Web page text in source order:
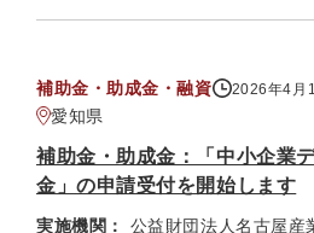
補助金・助成金・融資 2026年4月
愛知県
補助金・助成金：「中小企業
金」の申請受付を開始します
実施機関：
公益財団法人名古屋産